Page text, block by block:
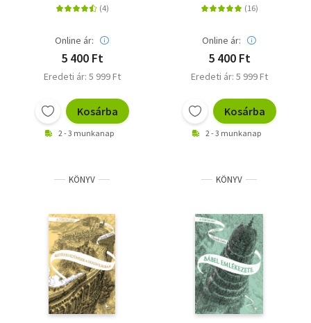
Online ár:
5 400 Ft
Eredeti ár: 5 999 Ft
Kosárba
2 - 3 munkanap
Online ár:
5 400 Ft
Eredeti ár: 5 999 Ft
Kosárba
2 - 3 munkanap
KÖNYV KÖNYV